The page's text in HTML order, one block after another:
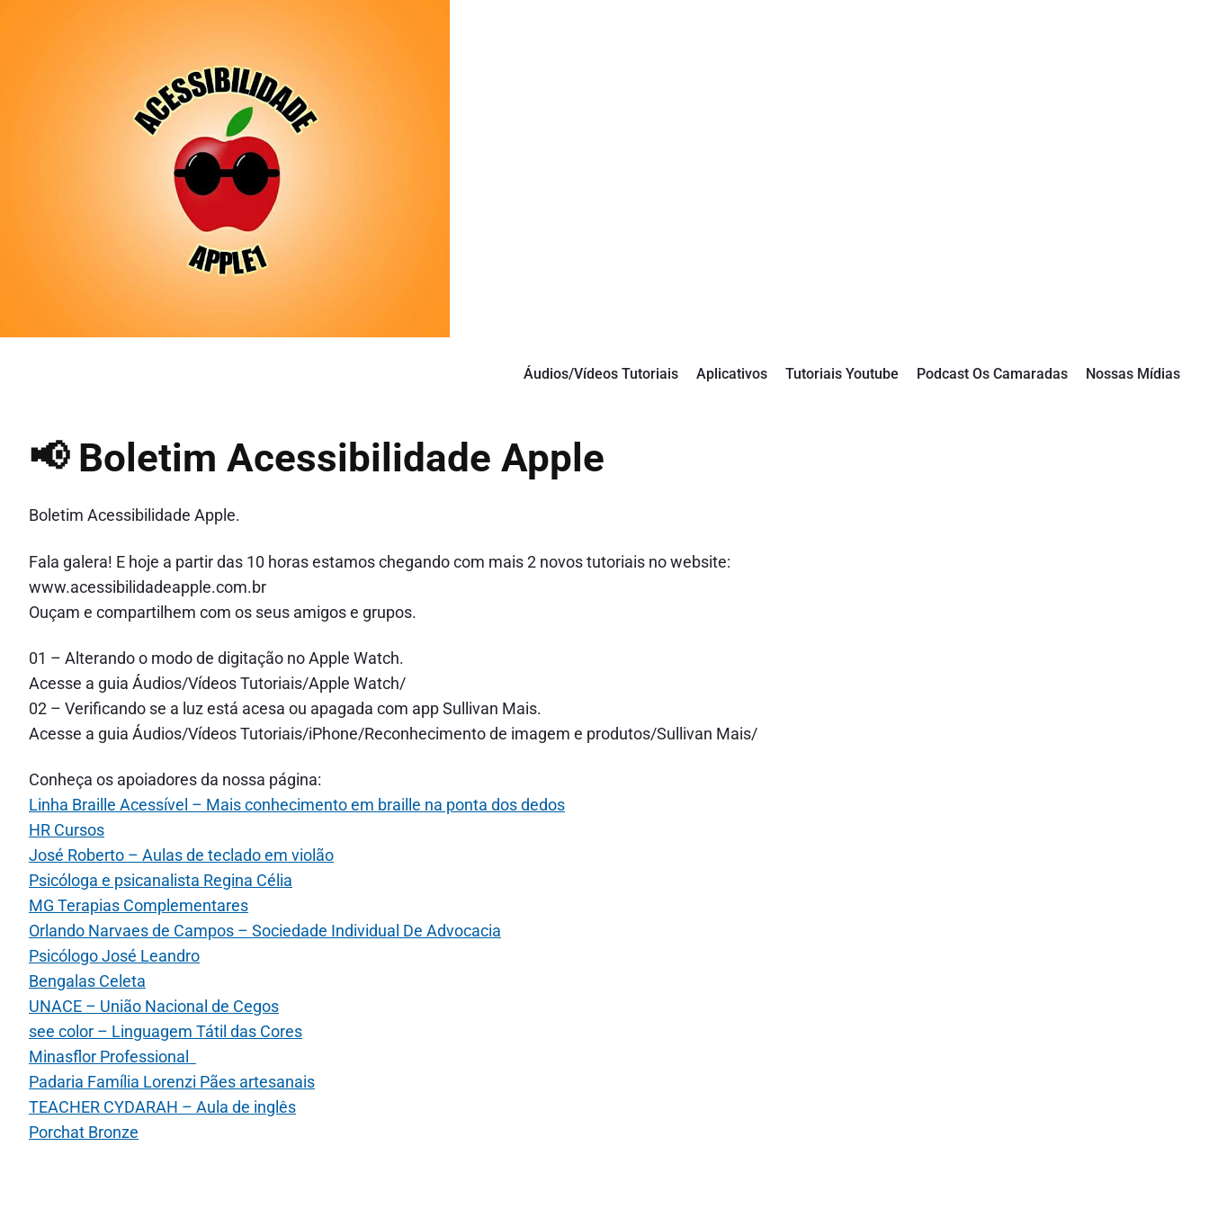
Áudios/Vídeos Tutoriais Aplicativos Tutoriais Youtube Podcast Os Camaradas Nossas Mídias
📢 Boletim Acessibilidade Apple
Boletim Acessibilidade Apple.
Fala galera! E hoje a partir das 10 horas estamos chegando com mais 2 novos tutoriais no website:
www.acessibilidadeapple.com.br
Ouçam e compartilhem com os seus amigos e grupos.
01 – Alterando o modo de digitação no Apple Watch.
Acesse a guia Áudios/Vídeos Tutoriais/Apple Watch/
02 – Verificando se a luz está acesa ou apagada com app Sullivan Mais.
Acesse a guia Áudios/Vídeos Tutoriais/iPhone/Reconhecimento de imagem e produtos/Sullivan Mais/
Conheça os apoiadores da nossa página:
Linha Braille Acessível – Mais conhecimento em braille na ponta dos dedos
HR Cursos
José Roberto – Aulas de teclado em violão
Psicóloga e psicanalista Regina Célia
MG Terapias Complementares
Orlando Narvaes de Campos – Sociedade Individual De Advocacia
Psicólogo José Leandro
Bengalas Celeta
UNACE – União Nacional de Cegos
see color – Linguagem Tátil das Cores
Minasflor Professional
Padaria Família Lorenzi Pães artesanais
TEACHER CYDARAH – Aula de inglês
Porchat Bronze